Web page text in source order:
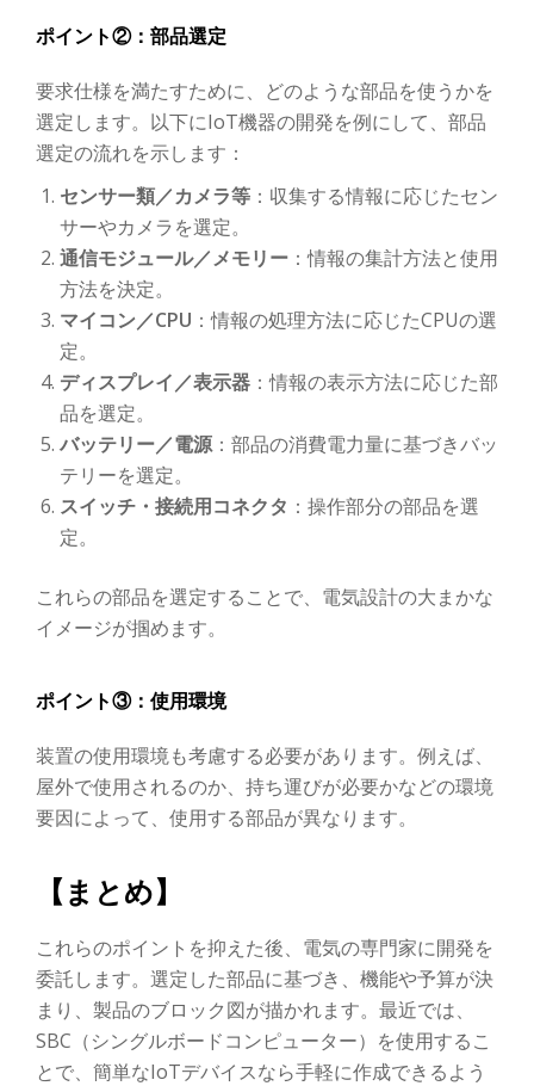
ポイント②：部品選定
要求仕様を満たすために、どのような部品を使うかを
選定します。以下にIoT機器の開発を例にして、部品
選定の流れを示します：
センサー類／カメラ等 ：収集する情報に応じたセン
サーやカメラを選定。
通信モジュール／メモリー ：情報の集計方法と使用
方法を決定。
マイコン／CPU ：情報の処理方法に応じたCPUの選
定。
ディスプレイ／表示器 ：情報の表示方法に応じた部
品を選定。
バッテリー／電源：部品の消費電力量に基づきバッ
テリーを選定。
スイッチ・接続用コネクタ ：操作部分の部品を選
定。
これらの部品を選定することで、電気設計の大まかな
イメージが掴めます。
ポイント③：使用環境
装置の使用環境も考慮する必要があります。例えば、
屋外で使用されるのか、持ち運びが必要かなどの環境
要因によって、使用する部品が異なります。
【まとめ】
これらのポイントを抑えた後、電気の専門家に開発を
委託します。選定した部品に基づき、機能や予算が決
まり、製品のブロック図が描かれます。最近では、
SBC（シングルボードコンピューター）を使用するこ
とで、簡単なIoTデバイスなら手軽に作成できるよう